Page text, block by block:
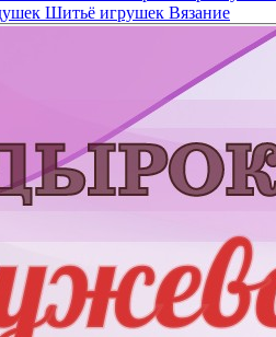
Шитьё игрушек Вязание